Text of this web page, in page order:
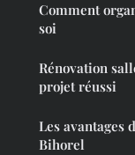
Comment
soi
Rénovation
projet réussi
Les avantages
Bihorel